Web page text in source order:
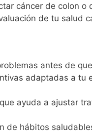
cáncer de colon o
de tu salud
antes de
adaptadas a tu
ayuda a ajustar
de hábitos